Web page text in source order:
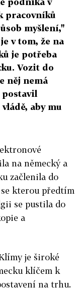
pracovníků
myšlení,"
v tom, že na
je potřeba
Vozit do
něj nemá
postavil
aby mu
na německý a
začlenila do
kterou předtím
se pustila do
a
je široké
klíčem k
na trhu.